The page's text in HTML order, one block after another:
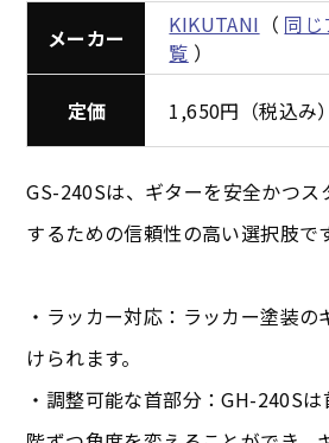
メーカー KIKUTANI （ 同
覧 ）
定価 1,650円（税込み）
GS-240Sは、ギターを安全かつス
するための信頼性の高い選択肢で
・ラッカー対応：ラッカー塗装
けられます。
・調整可能な首部分：GH-240S